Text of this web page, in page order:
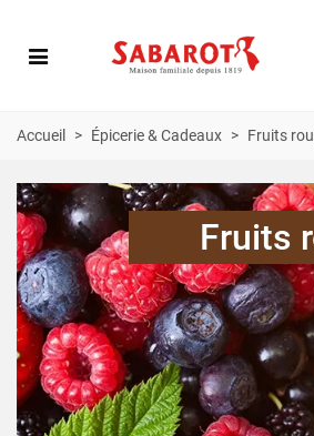
Accueil > Épicerie & Cadeaux > Fruits
Fruits